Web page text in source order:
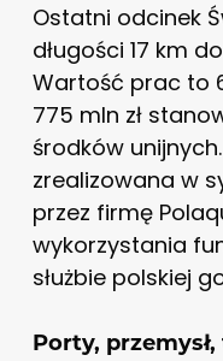
Ostatni odcinek
długości 17 km
Wartość prac to
775 mln zł
środków
zrealizowana w
przez firmę
wykorzystania
służbie polskiej
Porty,